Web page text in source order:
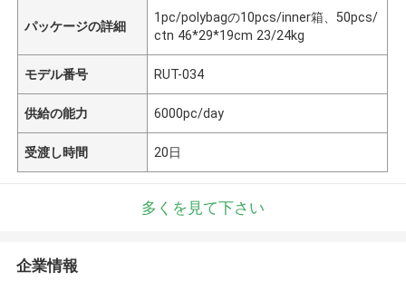
パッケージの詳細
1pc/polybagの10pcs/inner箱、50pcs/
ctn 46*29*19cm 23/24kg
モデル番号 RUT-034
供給の能力 6000pc/day
受渡し時間 20日
多くを見て下さい
企業情報